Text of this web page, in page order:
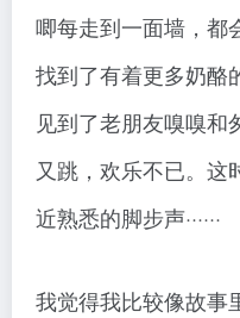
唧每走到一面墙，都
找到了有着更多奶酪
见到了老朋友嗅嗅和
又跳，欢乐不已。这
近熟悉的脚步声······
我觉得我比较像故事